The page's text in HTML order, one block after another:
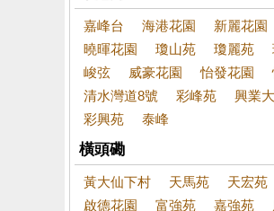
嘉峰台 海港花園
新麗花園
曉暉花園
瓊山苑 瓊麗苑
峻弦
威豪花園 怡發花園
清水灣道8號
彩峰苑
興業
彩興苑
泰峰
橫頭磡
黃大仙下村 天馬苑 天宏苑
啟德花園
富強苑 嘉強苑